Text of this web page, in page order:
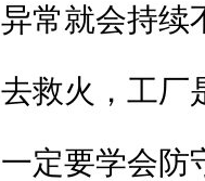
异常就会持续
去救火，工厂
一定要学会防